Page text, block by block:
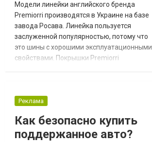
Модели линейки английского бренда
Premiorri производятся в Украине на базе
завода Росава. Линейка пользуется
заслуженной популярностью, потому что
это шины с хорошими эксплуатационными
свойствами. Покрышки Premiorri
качеством. В числе преимуществ
долго служат; хорошо сопротивляются
агрессивным средам; низкая шумнос...
Реклама
Как безопасно купить
поддержанное авто?